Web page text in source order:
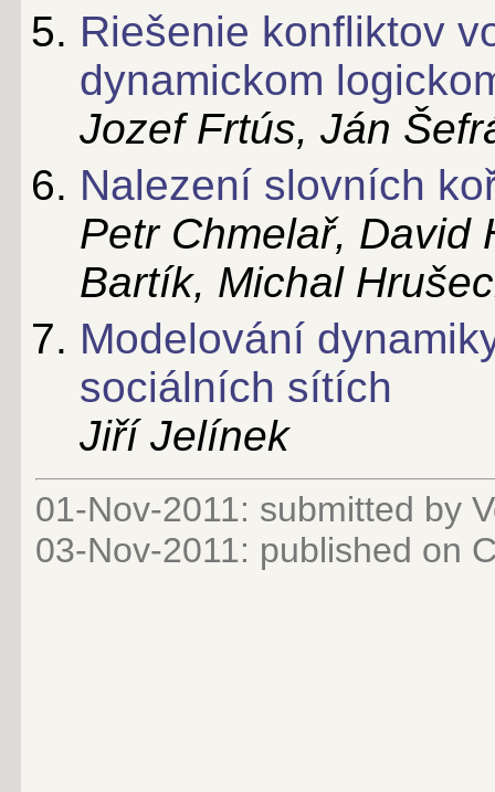
Riešenie konfliktov
dynamickom
Jozef Frtús, Ján
Nalezení slovních
Petr Chmelař, David
Bartík, Michal
Modelování
sociálních sítích
Jiří Jelínek
01-Nov-2011: submitted by
03-Nov-2011: published on